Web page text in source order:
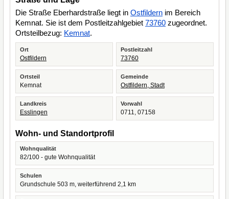
Die Straße Eberhardstraße liegt in Ostfildern im Bereich
Kemnat. Sie ist dem Postleitzahlgebiet 73760 zugeordnet.
Ortsteilbezug: Kemnat.
Ort
Ostfildern
Postleitzahl
73760
Ortsteil
Kemnat
Gemeinde
Ostfildern, Stadt
Landkreis
Esslingen
Vorwahl
0711, 07158
Wohn- und Standortprofil
Wohnqualität
82/100 - gute Wohnqualität
Schulen
Grundschule 503 m, weiterführend 2,1 km